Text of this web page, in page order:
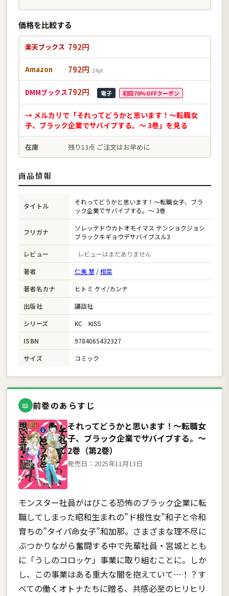
価格を比較する
楽天ブックス 792円
Amazon 792円 24pt
DMMブックス792円 電子 初回70%OFFクーポン
→ メルカリで「それってどうかと思います！〜転職女
子、ブラック企業でサバイブする。〜 3巻」を見る
在庫 残り13点 ご注文はお早めに
商品情報
タイトル
それってどうかと思います！〜転職女子、ブラ
ック企業でサバイブする。〜 3巻
フリガナ
ソレッテドウカトオモイマス テンショクジョシ
ブラックキギョウデサバイブスル3
レビュー
レビューはまだありません
著者
仁美 慧/柑菜
著者名カナ
ヒトミ ケイ/カンナ
出版社
講談社
シリーズ
KC KISS
ISBN
9784065432327
サイズ
コミック
📖 前巻のあらすじ
それってどうかと思います！〜転職女
子、ブラック企業でサバイブする。〜
2巻（第2巻）
発売日：2025年11月13日
モンスター社員がはびこる恐怖のブラック企業に転
職してしまった昭和生まれの”ド根性女”和子と令和
育ちの”タイパ命女子”和加那。さまざまな理不尽に
ぶつかりながら奮闘する中で先輩社員・宮城ととも
に「うしのコロッケ」事業に取り組むことに。しか
し、この事業はある重大な闇を抱えていて…！？す
べての働くオトナたちに贈る、共感必至のヒリヒリ